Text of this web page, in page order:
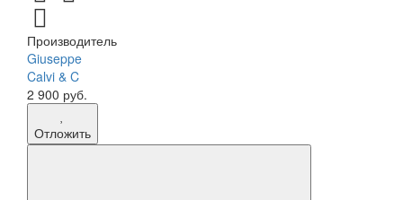
Производитель
Giuseppe
Calvi & C
2 900 руб.
Отложить